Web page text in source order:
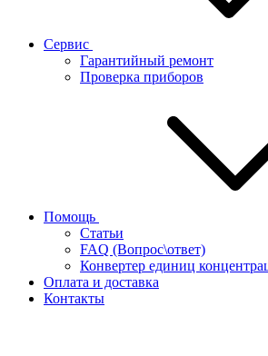
Сервис
Гарантийный ремонт
Проверка приборов
Помощь
Статьи
FAQ (Вопрос\ответ)
Конвертер единиц
Оплата и доставка
Контакты